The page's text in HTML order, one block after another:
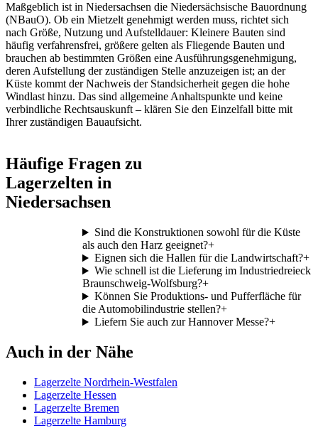
Maßgeblich ist in Niedersachsen die Niedersächsische Bauordnung
(NBauO). Ob ein Mietzelt genehmigt werden muss, richtet sich
nach Größe, Nutzung und Aufstelldauer: Kleinere Bauten sind
häufig verfahrensfrei, größere gelten als Fliegende Bauten und
brauchen ab bestimmten Größen eine Ausführungsgenehmigung,
deren Aufstellung der zuständigen Stelle anzuzeigen ist; an der
Küste kommt der Nachweis der Standsicherheit gegen die hohe
Windlast hinzu. Das sind allgemeine Anhaltspunkte und keine
verbindliche Rechtsauskunft – klären Sie den Einzelfall bitte mit
Ihrer zuständigen Bauaufsicht.
Häufige Fragen zu
Lagerzelten in
Niedersachsen
Sind die Konstruktionen sowohl für die Küste
als auch den Harz geeignet?+
Eignen sich die Hallen für die Landwirtschaft?+
Wie schnell ist die Lieferung im Industriedreieck
Braunschweig-Wolfsburg?+
Können Sie Produktions- und Pufferfläche für
die Automobilindustrie stellen?+
Liefern Sie auch zur Hannover Messe?+
Auch in der Nähe
Lagerzelte Nordrhein-Westfalen
Lagerzelte Hessen
Lagerzelte Bremen
Lagerzelte Hamburg